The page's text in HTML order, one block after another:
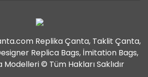
Replika Çanta, Taklit Çanta,
Replica Bags, İmitation Bags,
Modelleri © Tüm Hakları Saklıdır